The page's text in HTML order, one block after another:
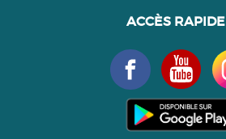
ACCÈS RAPIDE